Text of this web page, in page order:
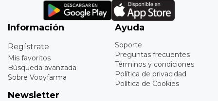
Información
Regístrate
Mis favoritos
Búsqueda avanzada
Sobre Vooyfarma
Ayuda
Soporte
Preguntas frecuentes
Términos y condiciones
Política de privacidad
Política de Cookies
Newsletter